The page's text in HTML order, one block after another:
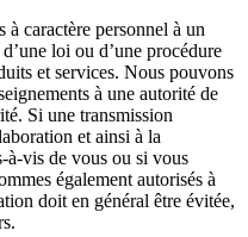
caractère personnel à un
loi ou d’une procédure
et services. Nous pouvons
à une autorité de
Si une transmission
et ainsi à la
vis de vous ou si vous
également autorisés à
doit en général être évitée,